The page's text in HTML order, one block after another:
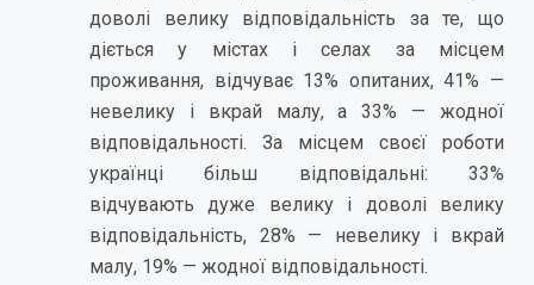
доволі велику відповідальність за те, що
діється у містах і селах за місцем
проживання, відчуває 13% опитаних, 41% —
невелику і вкрай малу, а 33% — жодної
відповідальності. За місцем своєї роботи
українці більш відповідальні: 33%
відчувають дуже велику і доволі велику
відповідальність, 28% — невелику і вкрай
малу, 19% — жодної відповідальності.